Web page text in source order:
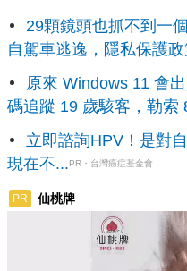
29顆鏡頭也抓不到一
自駕車逃逸，隱私保護
原來 Windows 11 會
碼追蹤 19 歲駭客，勒索
立即諮詢HPV！是對
現在不...PR・台灣癌症基金會
PR 仙桃牌